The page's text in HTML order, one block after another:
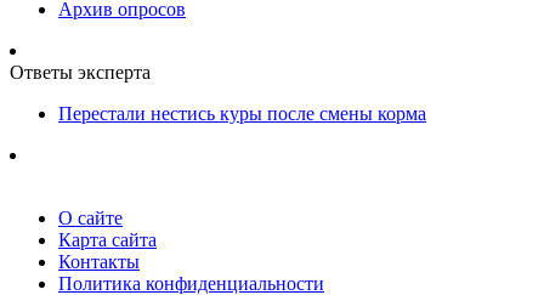
Архив опросов
Ответы эксперта
Перестали нестись куры после смены корма
О сайте
Карта сайта
Контакты
Политика конфиденциальности